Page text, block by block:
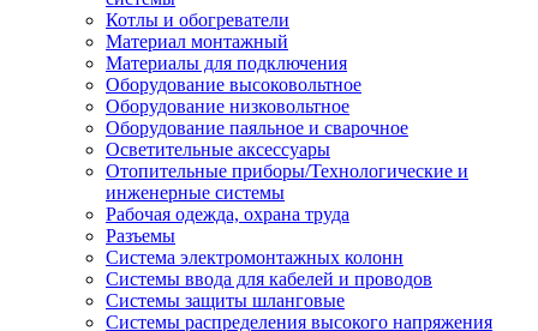
Котлы и обогреватели
Материал монтажный
Материалы для подключения
Оборудование высоковольтное
Оборудование низковольтное
Оборудование паяльное и сварочное
Осветительные аксессуары
Отопительные приборы/Технологические и
инженерные системы
Рабочая одежда, охрана труда
Разъемы
Система электромонтажных колонн
Системы ввода для кабелей и проводов
Системы защиты шланговые
Системы распределения высокого напряжения